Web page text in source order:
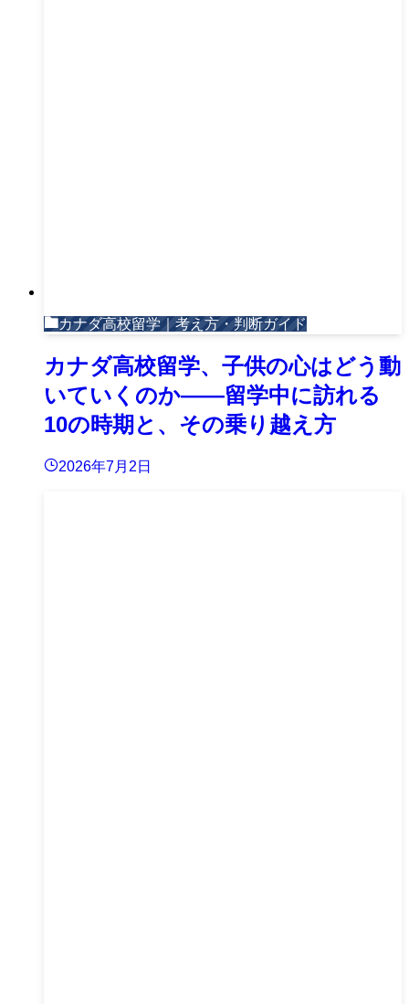
カナダ高校留学｜考え方・判断ガイド
カナダ高校留学、子供の心はどう動
いていくのか——留学中に訪れる
10の時期と、その乗り越え方
2026年7月2日